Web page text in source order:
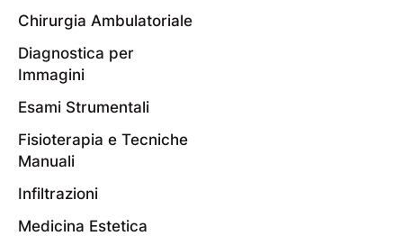
Chirurgia Ambulatoriale
Diagnostica per
Immagini
Esami Strumentali
Fisioterapia e Tecniche
Manuali
Infiltrazioni
Medicina Estetica